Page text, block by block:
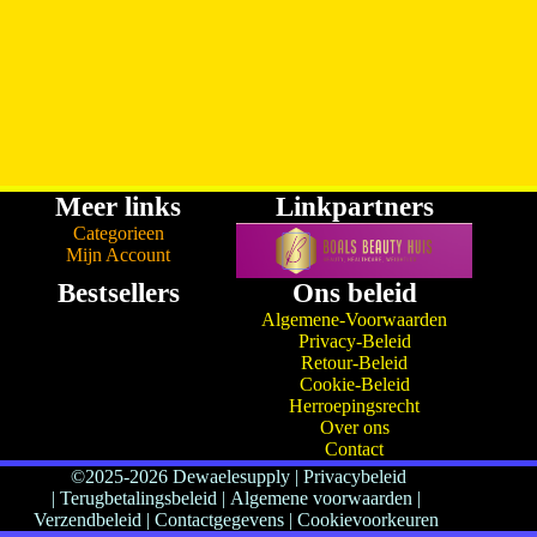
Meer links
Categorieen
Mijn Account
Linkpartners
Bestsellers Ons beleid
Algemene-Voorwaarden
Privacy-Beleid
Retour-Beleid
Cookie-Beleid
Herroepingsrecht
Over ons
Contact
©2025-2026 Dewaelesupply |Privacybeleid
| Terugbetalingsbeleid | Algemene voorwaarden |
Verzendbeleid |Contactgegevens |Cookievoorkeuren